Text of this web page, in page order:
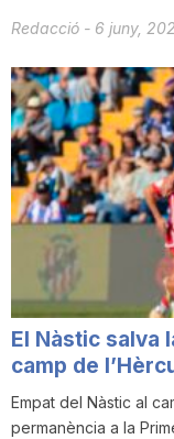
Redacció - 6 juny,
El Nàstic salva
camp de
Empat del Nàstic al
permanència a la